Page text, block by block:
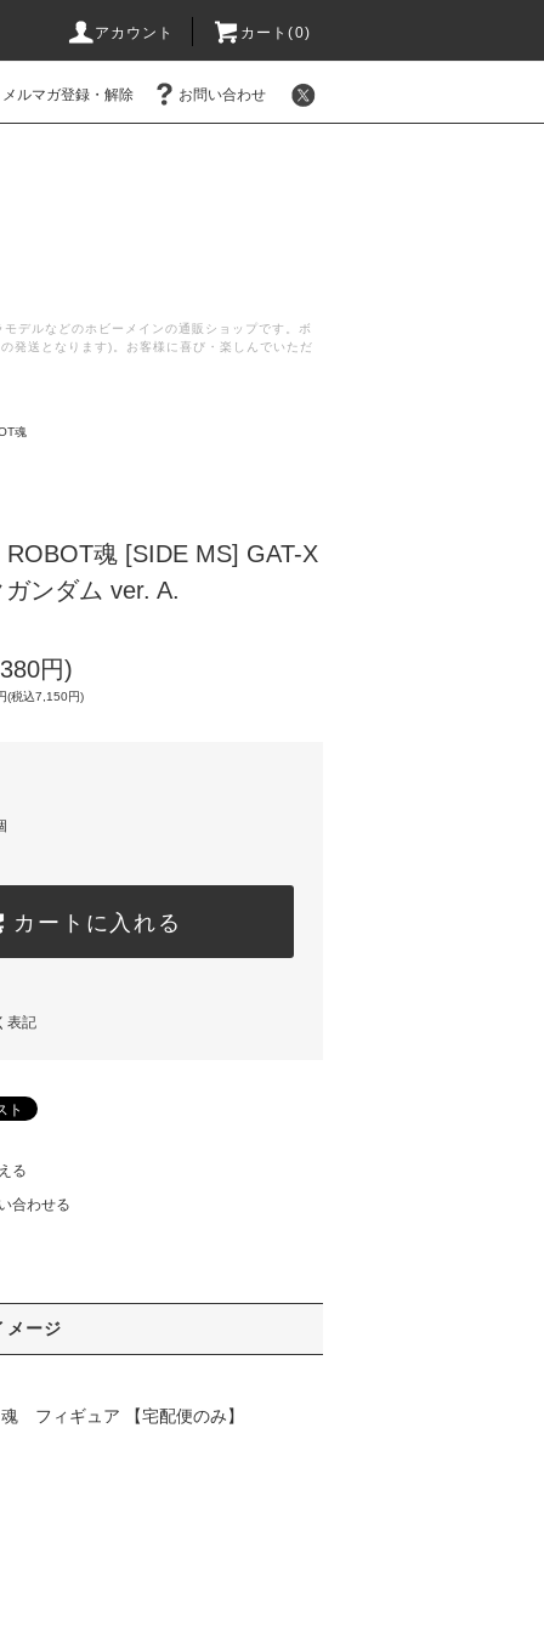
アカウント カート(0)
メルマガ登録・解除 お問い合わせ
デルなどのホビーメインの通販ショップです。ボ
発送となります)。お客様に喜び・楽しんでいただ
魂
魂 [SIDE MS] GAT-X
ンダム ver. A.
円)
(税込7,150円)
カートに入れる
表記
る
合わせる
メージ
フィギュア 【宅配便のみ】